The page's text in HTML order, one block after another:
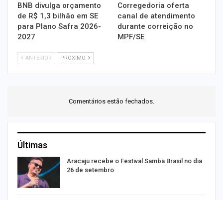
BNB divulga orçamento
de R$ 1,3 bilhão em SE
para Plano Safra 2026-
2027
Corregedoria oferta
canal de atendimento
durante correição no
MPF/SE
ANTERIOR PRÓXIMO
Comentários estão fechados.
Últimas
Aracaju recebe o Festival Samba Brasil no dia
26 de setembro